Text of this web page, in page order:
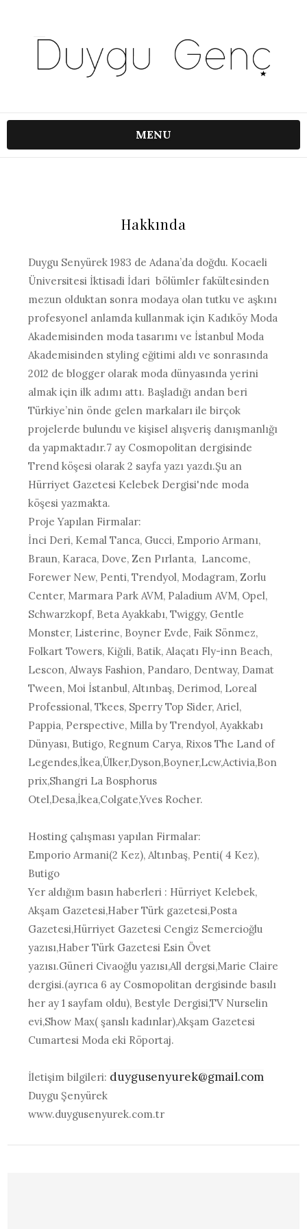
MENU
Hakkında
Duygu Senyürek 1983 de Adana’da doğdu. Kocaeli
Üniversitesi İktisadi İdari bölümler fakültesinden
mezun olduktan sonra modaya olan tutku ve aşkını
profesyonel anlamda kullanmak için Kadıköy Moda
Akademisinden moda tasarımı ve İstanbul Moda
Akademisinden styling eğitimi aldı ve sonrasında
2012 de blogger olarak moda dünyasında yerini
almak için ilk adımı attı. Başladığı andan beri
Türkiye’nin önde gelen markaları ile birçok
projelerde bulundu ve kişisel alışveriş danışmanlığı
da yapmaktadır.7 ay Cosmopolitan dergisinde
Trend köşesi olarak 2 sayfa yazı yazdı.Şu an
Hürriyet Gazetesi Kelebek Dergisi'nde moda
köşesi yazmakta.
Proje Yapılan Firmalar:
İnci Deri, Kemal Tanca, Gucci, Emporio Armanı,
Braun, Karaca, Dove, Zen Pırlanta, Lancome,
Forewer New, Penti, Trendyol, Modagram, Zorlu
Center, Marmara Park AVM, Paladium AVM, Opel,
Schwarzkopf, Beta Ayakkabı, Twiggy, Gentle
Monster, Listerine, Boyner Evde, Faik Sönmez,
Folkart Towers, Kiğıli, Batik, Alaçatı Fly-inn Beach,
Lescon, Always Fashion, Pandaro, Dentway, Damat
Tween, Moi İstanbul, Altınbaş, Derimod, Loreal
Professional, Tkees, Sperry Top Sider, Ariel,
Pappia, Perspective, Milla by Trendyol, Ayakkabı
Dünyası, Butigo, Regnum Carya, Rixos The Land of
Legendes,İkea,Ülker,Dyson,Boyner,Lcw,Activia,Bon
prix,Shangri La Bosphorus
Otel,Desa,İkea,Colgate,Yves Rocher.
Hosting çalışması yapılan Firmalar:
Emporio Armani(2 Kez), Altınbaş, Penti( 4 Kez),
Butigo
Yer aldığım basın haberleri : Hürriyet Kelebek,
Akşam Gazetesi,Haber Türk gazetesi,Posta
Gazetesi,Hürriyet Gazetesi Cengiz Semercioğlu
yazısı,Haber Türk Gazetesi Esin Övet
yazısı.Güneri Civaoğlu yazısı,All dergsi,Marie Claire
dergisi.(ayrıca 6 ay Cosmopolitan dergisinde basılı
her ay 1 sayfam oldu), Bestyle Dergisi,TV Nurselin
evi,Show Max( şanslı kadınlar),Akşam Gazetesi
Cumartesi Moda eki Röportaj.
İletişim bilgileri: duygusenyurek@gmail.com
Duygu Şenyürek
www.duygusenyurek.com.tr